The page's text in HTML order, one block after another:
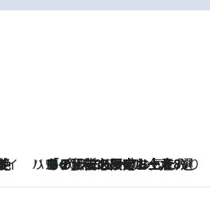
イ ハワイ賢者 リサのお気に入りリスト2026.8.6
あの伝説の限定トートも！ リニューアルした「ディーン＆デルーカ ハワイ」で必須のお土産8選